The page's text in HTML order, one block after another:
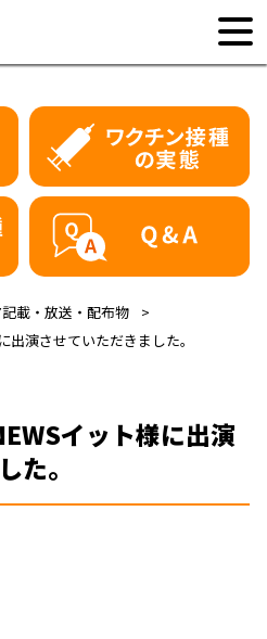
載・放送・配布物
出演させていただきました。
イット様に出演
た。